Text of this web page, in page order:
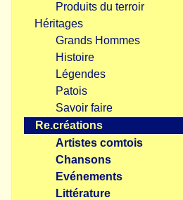
Produits du terroir
Héritages
Grands Hommes
Histoire
Légendes
Patois
Savoir faire
Re.créations
Artistes comtois
Chansons
Evénements
Littérature